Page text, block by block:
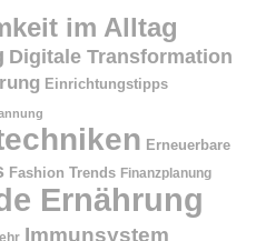
im Alltag
Digitale Transformation
Einrichtungstipps
Erneuerbare
Fashion Trends Finanzplanung
Ernährung
Immunsystem